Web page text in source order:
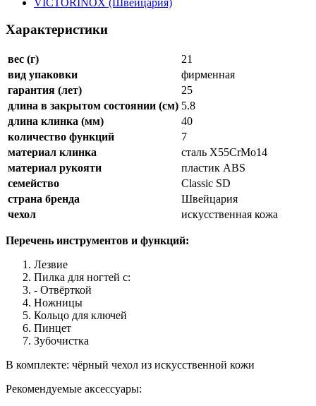
Характеристики
вес (г)
21
вид упаковки
фирменная
гарантия (лет)
25
длина в закрытом состоянии (см) 5.8
длина клинка (мм)
40
количество функций
7
материал клинка
сталь X55CrMo14
материал рукояти
пластик ABS
семейство
Classic SD
страна бренда
Швейцария
чехол
искусственная кожа
Перечень инструментов и функций:
Лезвие
Пилка для ногтей с:
- Отвёрткой
Ножницы
Кольцо для ключей
Пинцет
Зубочистка
В комплекте: чёрный чехол из искусственной кожи
Рекомендуемые аксессуары: